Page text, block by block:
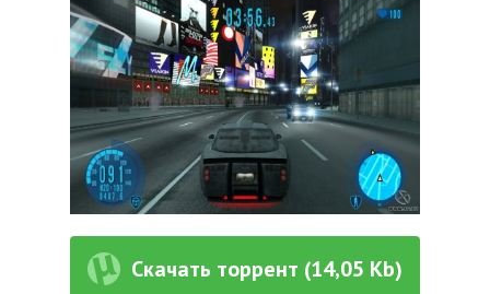
Скачать торрент (14,05 Kb)